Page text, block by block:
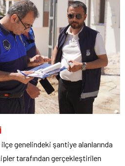
genelindeki şantiye alanlarında
tarafından gerçekleştirilen